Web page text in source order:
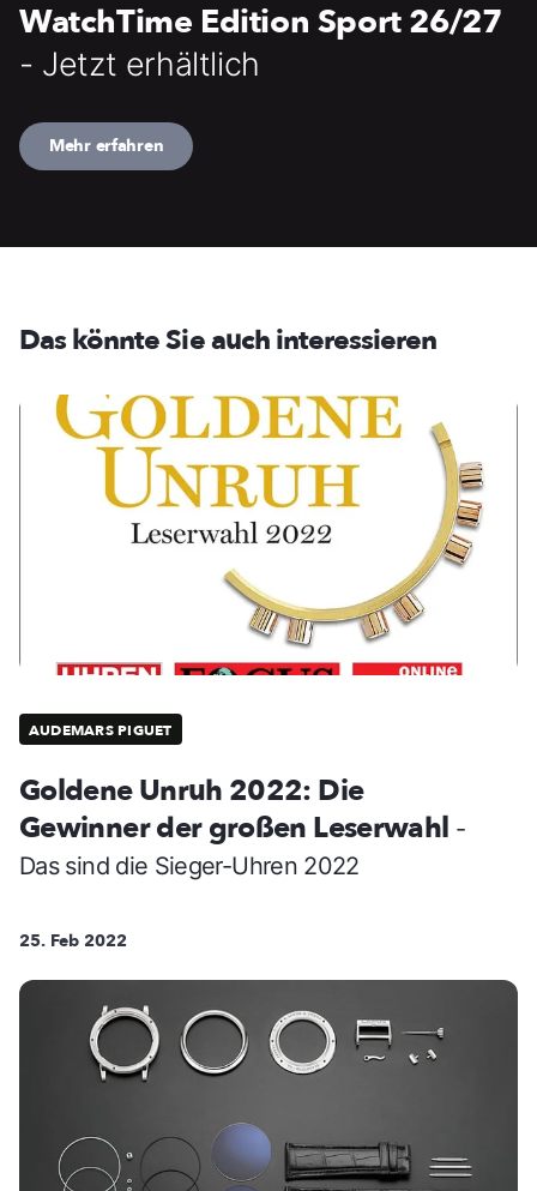
WatchTime Edition Sport 26/27
- Jetzt erhältlich
Mehr erfahren
Das könnte Sie auch interessieren
AUDEMARS PIGUET
Goldene Unruh 2022: Die
Gewinner der großen Leserwahl -
Das sind die Sieger-Uhren 2022
25. Feb 2022